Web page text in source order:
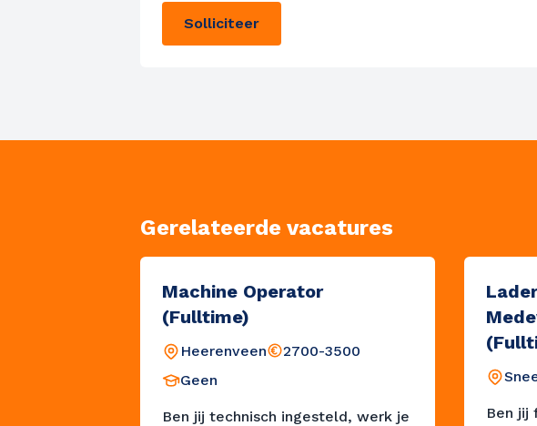
Solliciteer
Gerelateerde vacatures
Machine Operator
(Fulltime)
Heerenveen
2700-3500
Geen
Ben jij technisch ingesteld, werk je
Ben jij
Ontvang vacatures direct in je mailbox